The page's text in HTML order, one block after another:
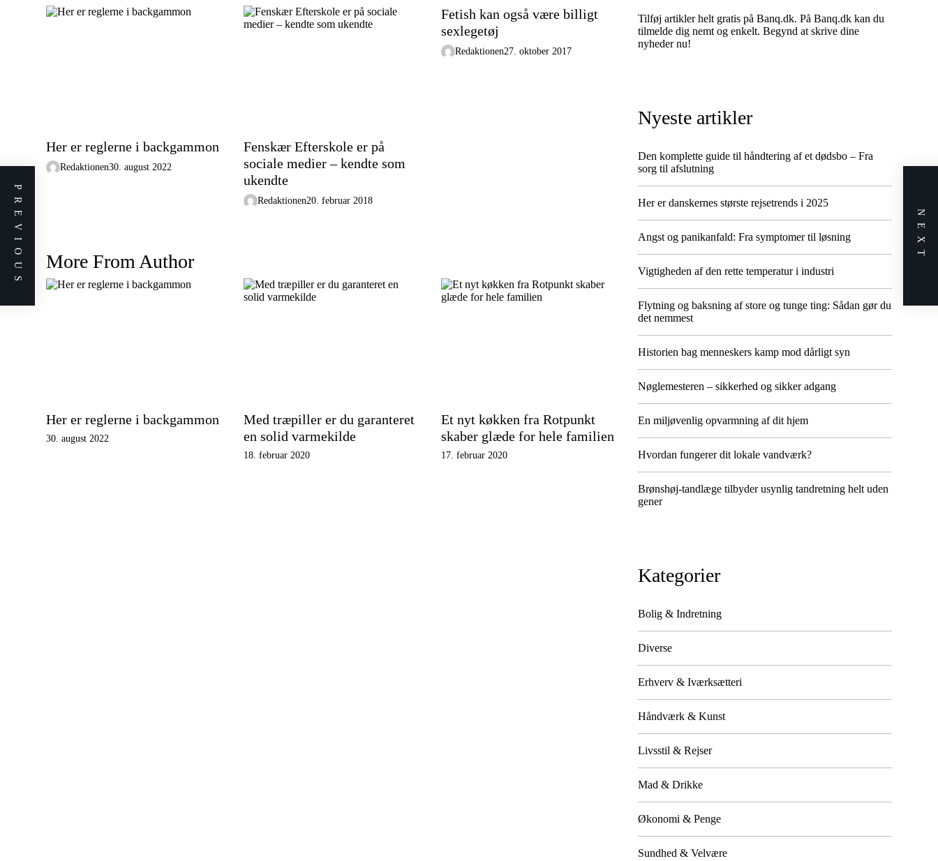
o
Her er reglerne i backgammon
Redaktionen30. august 2022
Fenskær Efterskole er på
sociale medier – kendte som
ukendte
Redaktionen20. februar 2018
Fetish kan også være billigt
sexlegetøj
Redaktionen27. oktober 2017
More From Author
Her er reglerne i backgammon
30. august 2022
Med træpiller er du garanteret
en solid varmekilde
18. februar 2020
Et nyt køkken fra Rotpunkt
skaber glæde for hele familien
17. februar 2020
Tilføj artikler helt gratis på Banq.dk. På Banq.dk kan du
tilmelde dig nemt og enkelt. Begynd at skrive dine
nyheder nu!
Nyeste artikler
Den komplette guide til håndtering af et dødsbo – Fra
sorg til afslutning
Her er danskernes største rejsetrends i 2025
Angst og panikanfald: Fra symptomer til løsning
Vigtigheden af den rette temperatur i industri
Flytning og baksning af store og tunge ting: Sådan gør du
det nemmest
Historien bag menneskers kamp mod dårligt syn
Nøglemesteren – sikkerhed og sikker adgang
En miljøvenlig opvarmning af dit hjem
Hvordan fungerer dit lokale vandværk?
Brønshøj-tandlæge tilbyder usynlig tandretning helt uden
gener
Kategorier
Bolig & Indretning
Diverse
Erhverv & Iværksætteri
Håndværk & Kunst
Livsstil & Rejser
Mad & Drikke
Økonomi & Penge
Sundhed & Velvære
PREVIOUS NEXT